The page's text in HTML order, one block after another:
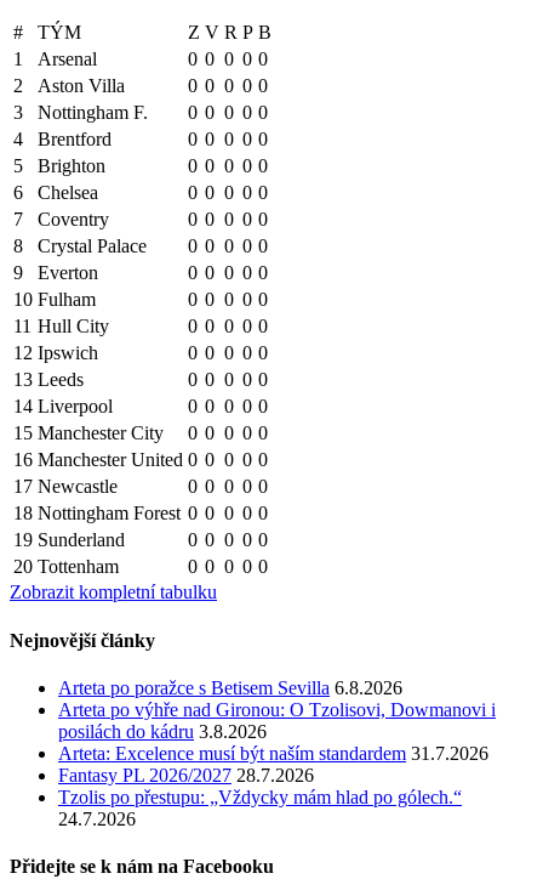
# TÝM Z V R P B
1
Arsenal 0 0 0 0 0
2
Aston Villa 0 0 0 0 0
3
Nottingham F. 0 0 0 0 0
4
Brentford 0 0 0 0 0
5
Brighton 0 0 0 0 0
6
Chelsea 0 0 0 0 0
7
Coventry 0 0 0 0 0
8
Crystal Palace 0 0 0 0 0
9
Everton 0 0 0 0 0
10 Fulham 0 0 0 0 0
11 Hull City 0 0 0 0 0
12 Ipswich 0 0 0 0 0
13 Leeds 0 0 0 0 0
14 Liverpool 0 0 0 0 0
15 Manchester City 0 0 0 0 0
16 Manchester United 0 0 0 0 0
17 Newcastle 0 0 0 0 0
18 Nottingham Forest 0 0 0 0 0
19 Sunderland 0 0 0 0 0
20 Tottenham 0 0 0 0 0
Zobrazit kompletní tabulku
Nejnovější články
Arteta po poražce s Betisem Sevilla 6.8.2026
Arteta po výhře nad Gironou: O Tzolisovi, Dowmanovi i
posilách do kádru 3.8.2026
Arteta: Excelence musí být naším standardem 31.7.2026
Fantasy PL 2026/2027 28.7.2026
Tzolis po přestupu: „Vždycky mám hlad po gólech.“
24.7.2026
Přidejte se k nám na Facebooku